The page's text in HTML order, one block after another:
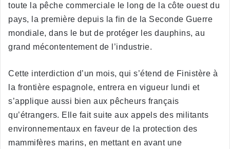
toute la pêche commerciale le long de la côte ouest du
pays, la première depuis la fin de la Seconde Guerre
mondiale, dans le but de protéger les dauphins, au
grand mécontentement de l’industrie.
Cette interdiction d’un mois, qui s’étend de Finistère à
la frontière espagnole, entrera en vigueur lundi et
s’applique aussi bien aux pêcheurs français
qu’étrangers. Elle fait suite aux appels des militants
environnementaux en faveur de la protection des
mammifères marins, en mettant en avant une